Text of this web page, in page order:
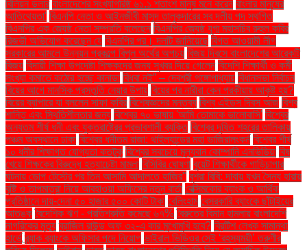
বিলিয়ন ডলার বাংলাদেশের সংখ্যাগরিষ্ঠ ৬১.১ শতাংশ মানুষ মনে করেন বাংলার মানুষের
আতিথেয়তা' বিএনপি নেতা ও আইনজীবী মাসুদ তালুকদারের সব দলীয় পদ স্থগিত
বিএনপির এক জ্যেষ্ঠ নেতা সম্প্রতি বলেছেন বিএনপির জ্যেষ্ঠ যুগ্ম মহাসচিব রুহুল কবির
রিজভী অভিযোগ করেছেন যে বিএনপির পর। দলটি জানিয়েছে বিগত আওয়ামী লীগ
সরকারের আমলে উন্নয়ন প্রকল্পে বিপুল অর্থের অপচয় বিজয় দিবসে বাংলাদেশের আরেকটি
বিজয় বিদায়ী শিক্ষা উপদেষ্টা শিক্ষকদের জন্য সুখবর দিয়ে গেলেন বিদেশি শিক্ষার্থী ও কর্মী
সংখ্যা কমাতে কঠোর হচ্ছে কানাডা বিধবা নই” – দেবশ্রী গঙ্গোপাধ্যায় বিধানসভা নির্বাচন
বিয়ের আগে মানসিক প্রস্তুতি নেয়ার উপায় বিয়ের পর নারীরা কেন পরকীয়ায় আকৃষ্ট হয়?
বিয়ের ব্যাপারে যা বললেন সাফা কবির বিশেষজ্ঞদের মন্তব্য বিশ্ব এইডস দিবস আজ বিশ্ব
শান্তি এবং স্থিতিশীলতার জন্য বিশ্বের ৭০ ভাষায় 'আমি তোমাকে ভালোবাসি' বিশ্বের
অন্যতম শীর্ষ ধনী এবং যুক্তরাষ্ট্রের প্রভাবশালী ব্যক্তি বিশ্বের দূষিত শহরের তালিকায়
পঞ্চম অবস্থানে ঢাকা বিশ্বের ধনীতম রাজা: থাইল্যান্ডের মহা ভাজিরালংকর্ন বিশ্বের শীর্ষ
১০ ধনীর শিক্ষাগত যোগ্যতা কতটুকু বিশ্বের সবচেয়ে মূল্যবান কোম্পানি এনভিডিয়া বিষ
খেয়ে শিক্ষকের বিরুদ্ধে হত্যাচেষ্টা মামলা বিসিবির ঘোষণা বুয়েট শিক্ষার্থীকে গাড়িচাপার
ঘটনায় ডোপ টেস্টের পর তিন আসামি আদালতে হাজির" বুশরা বিবি: দাবায় যখন সৈন্য হারায়
বৃষ্টি ও তাপমাত্রা নিয়ে আবহাওয়া অফিসের নতুন বার্তা বেক্সিমকোর ব্যাংক ও আর্থিক
প্রতিষ্ঠানে দায়-দেনা ৫০ হাজার ৫০০ কোটি টাকা বেলিংহাম বেসরকারি ব্যাংকে ছাঁটাইয়ের
আতঙ্ক বৈদেশিক ঋণ - প্রতিশ্রুতি কমেছে ৬৭% বৈরুতের বিমান হামলায় বাংলাদেশি
নাগরিকের মৃত্যু ব্রাজিল রাউন্ড অফ ৩২-এ কার মুখোমুখি হবে? ব্রিটিশ লেখক সামান্থা
হার্ভে ব্র্যাক ব্যাংকে অফিসার পদে নিয়োগ ভাইরাল ভিডিওর সেই ‘রহস্যময়ী’ তরুণীর